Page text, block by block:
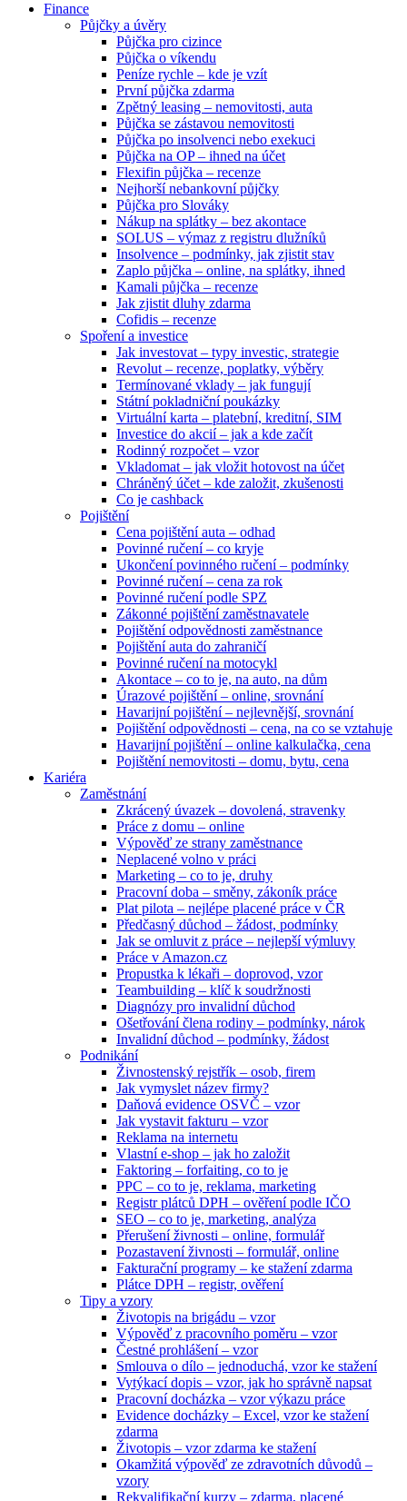
Finance
Půjčky a úvěry
Půjčka pro cizince
Půjčka o víkendu
Peníze rychle – kde je vzít
První půjčka zdarma
Zpětný leasing – nemovitosti, auta
Půjčka se zástavou nemovitosti
Půjčka po insolvenci nebo exekuci
Půjčka na OP – ihned na účet
Flexifin půjčka – recenze
Nejhorší nebankovní půjčky
Půjčka pro Slováky
Nákup na splátky – bez akontace
SOLUS – výmaz z registru dlužníků
Insolvence – podmínky, jak zjistit stav
Zaplo půjčka – online, na splátky, ihned
Kamali půjčka – recenze
Jak zjistit dluhy zdarma
Cofidis – recenze
Spoření a investice
Jak investovat – typy investic, strategie
Revolut – recenze, poplatky, výběry
Termínované vklady – jak fungují
Státní pokladniční poukázky
Virtuální karta – platební, kreditní, SIM
Investice do akcií – jak a kde začít
Rodinný rozpočet – vzor
Vkladomat – jak vložit hotovost na účet
Chráněný účet – kde založit, zkušenosti
Co je cashback
Pojištění
Cena pojištění auta – odhad
Povinné ručení – co kryje
Ukončení povinného ručení – podmínky
Povinné ručení – cena za rok
Povinné ručení podle SPZ
Zákonné pojištění zaměstnavatele
Pojištění odpovědnosti zaměstnance
Pojištění auta do zahraničí
Povinné ručení na motocykl
Akontace – co to je, na auto, na dům
Úrazové pojištění – online, srovnání
Havarijní pojištění – nejlevnější, srovnání
Pojištění odpovědnosti – cena, na co se vztahuje
Havarijní pojištění – online kalkulačka, cena
Pojištění nemovitosti – domu, bytu, cena
Kariéra
Zaměstnání
Zkrácený úvazek – dovolená, stravenky
Práce z domu – online
Výpověď ze strany zaměstnance
Neplacené volno v práci
Marketing – co to je, druhy
Pracovní doba – směny, zákoník práce
Plat pilota – nejlépe placené práce v ČR
Předčasný důchod – žádost, podmínky
Jak se omluvit z práce – nejlepší výmluvy
Práce v Amazon.cz
Propustka k lékaři – doprovod, vzor
Teambuilding – klíč k soudržnosti
Diagnózy pro invalidní důchod
Ošetřování člena rodiny – podmínky, nárok
Invalidní důchod – podmínky, žádost
Podnikání
Živnostenský rejstřík – osob, firem
Jak vymyslet název firmy?
Daňová evidence OSVČ – vzor
Jak vystavit fakturu – vzor
Reklama na internetu
Vlastní e-shop – jak ho založit
Faktoring – forfaiting, co to je
PPC – co to je, reklama, marketing
Registr plátců DPH – ověření podle IČO
SEO – co to je, marketing, analýza
Přerušení živnosti – online, formulář
Pozastavení živnosti – formulář, online
Fakturační programy – ke stažení zdarma
Plátce DPH – registr, ověření
Tipy a vzory
Životopis na brigádu – vzor
Výpověď z pracovního poměru – vzor
Čestné prohlášení – vzor
Smlouva o dílo – jednoduchá, vzor ke stažení
Vytýkací dopis – vzor, jak ho správně napsat
Pracovní docházka – vzor výkazu práce
Evidence docházky – Excel, vzor ke stažení
zdarma
Životopis – vzor zdarma ke stažení
Okamžitá výpověď ze zdravotních důvodů –
vzory
Rekvalifikační kurzy – zdarma, placené